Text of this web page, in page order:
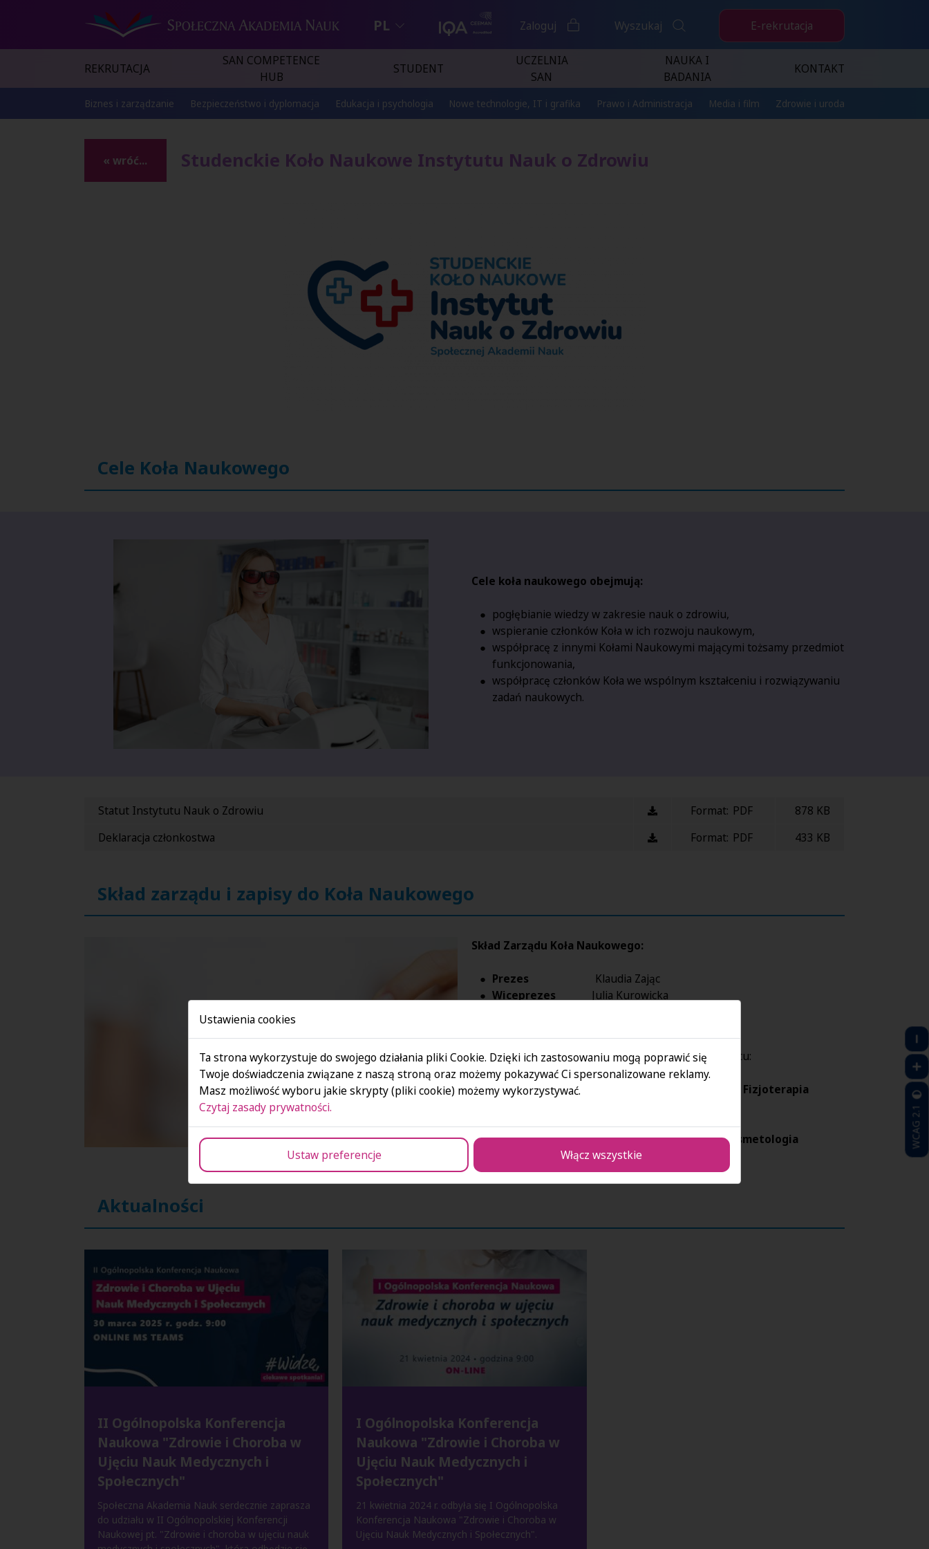
PL Zaloguj Wyszukaj E-rekrutacja
REKRUTACJA
SAN COMPETENCE
HUB
STUDENT
UCZELNIA
SAN
NAUKA I
BADANIA
KONTAKT
Biznes i zarządzanie Bezpieczeństwo i dyplomacja Edukacja i psychologia Nowe technologie, IT i grafika Prawo i Administracja Media i film Zdrowie i uroda
« wróć... Studenckie Koło Naukowe Instytutu Nauk o Zdrowiu
Cele Koła Naukowego
Cele koła naukowego obejmują:
pogłębianie wiedzy w zakresie nauk o zdrowiu,
wspieranie członków Koła w ich rozwoju naukowym,
współpracę z innymi Kołami Naukowymi mającymi tożsamy przedmiot
funkcjonowania,
współpracę członków Koła we wspólnym kształceniu i rozwiązywaniu
zadań naukowych.
Statut Instytutu Nauk o Zdrowiu Format: PDF
878 KB
Deklaracja członkostwa
Format: PDF 433 KB
Skład zarządu i zapisy do Koła Naukowego
Skład Zarządu Koła Naukowego:
Prezes
Klaudia Zając
Wiceprezes
Julia Kurowicka
Zainteresowanych Studentów zapraszamy do kontaktu:
dr Justyna Rdzanek, prof. SAN - Opiekun Kierunku Fizjoterapia
dr Aneta Kondrzycka-Dąda- Opiekun Kierunku Kosmetologia
akondrzycka-dada@san.edu.pl
Aktualności
II Ogólnopolska Konferencja
Naukowa "Zdrowie i Choroba w
Ujęciu Nauk Medycznych i
Społecznych"
Społeczna Akademia Nauk serdecznie zaprasza
do udziału w II Ogólnopolskiej Konferencji
Naukowej pt. "Zdrowie i choroba w ujęciu nauk
I Ogólnopolska Konferencja
Naukowa "Zdrowie i Choroba w
Ujęciu Nauk Medycznych i
Społecznych"
21 kwietnia 2024 r. odbyła się I Ogólnopolska
Konferencja Naukowa "Zdrowie i Choroba w
Ujęciu Nauk Medycznych i Społecznych".
WCAG 2.1
Ustawienia cookies
Ta strona wykorzystuje do swojego działania pliki Cookie. Dzięki ich zastosowaniu mogą poprawić się
Twoje doświadczenia związane z naszą stroną oraz możemy pokazywać Ci spersonalizowane reklamy.
Masz możliwość wyboru jakie skrypty (pliki cookie) możemy wykorzystywać.
Czytaj zasady prywatności.
Ustaw preferencje Włącz wszystkie